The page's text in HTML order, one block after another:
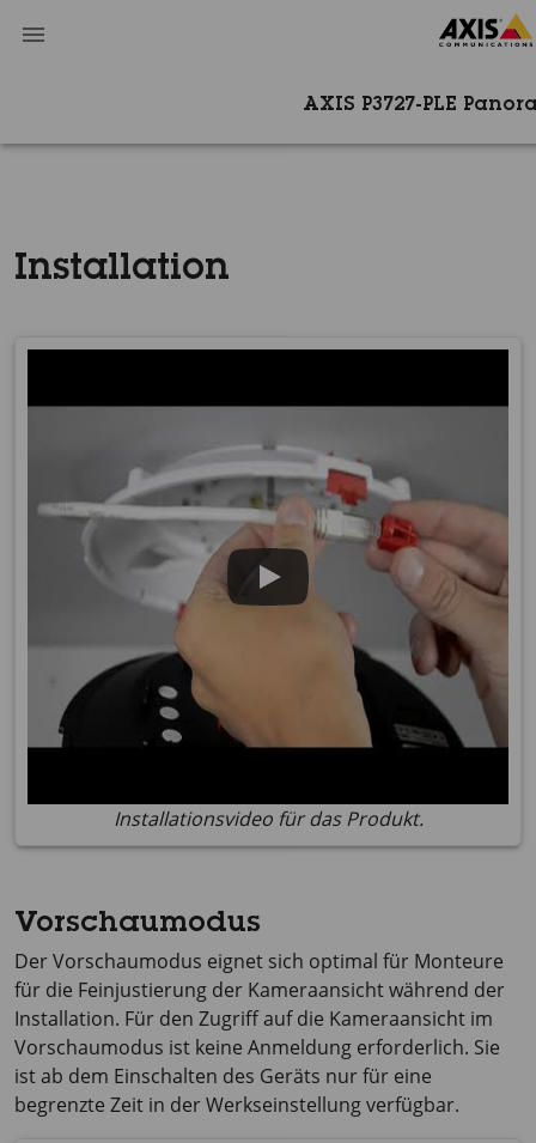
AXIS P3727-PLE
Installation
Installationsvideo für das Produkt.
Vorschaumodus
Der Vorschaumodus eignet sich optimal für Monteure
für die Feinjustierung der Kameraansicht während der
Installation. Für den Zugriff auf die Kameraansicht im
Vorschaumodus ist keine Anmeldung erforderlich. Sie
ist ab dem Einschalten des Geräts nur für eine
begrenzte Zeit in der Werkseinstellung verfügbar.